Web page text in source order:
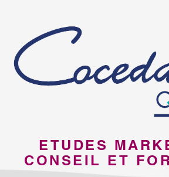
ETUDES
CONSEIL ET